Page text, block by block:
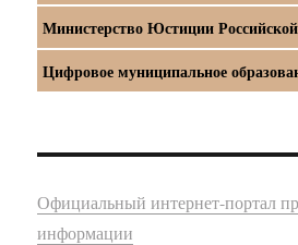
Министерство Юстиции
Цифровое муниципальное
Официальный интернет-портал
информации